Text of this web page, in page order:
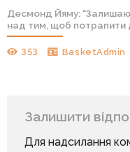
Десмонд Йяму:
над тим, щоб потрапити
353 BasketAdmin
Залишити
Для надсилання